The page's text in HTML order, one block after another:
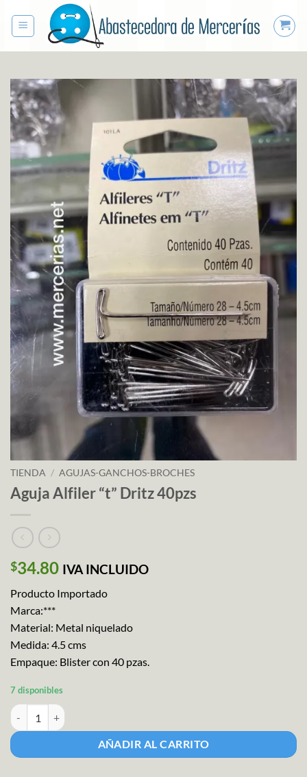
TIENDA / AGUJAS-GANCHOS-BROCHES
Aguja Alfiler “t” Dritz 40pzs
$34.80 IVA INCLUIDO
Producto Importado
Marca:***
Material: Metal niquelado
Medida: 4.5 cms
Empaque: Blister con 40 pzas.
7 disponibles
Aguja Alfiler "t" Dritz 40pzs cantidad
AÑADIR AL CARRITO